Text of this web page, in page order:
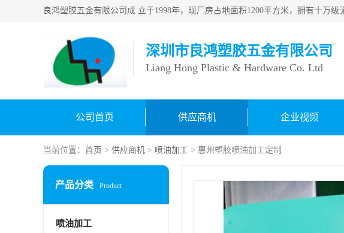
深圳市良鸿塑胶五金有限公司
Liang Hong Plastic & Hardware Co. Ltd
公司首页 供应商机 企业视频
当前位置： 首页 > 供应商机 > 喷油加工 > 惠州塑胶喷油加工定制
产品分类 Product
喷油加工